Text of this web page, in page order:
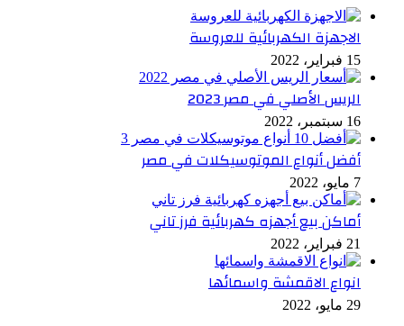
الاجهزة الكهربائية للعروسة
15 فبراير، 2022
الريس الأصلي في مصر 2023
16 سبتمبر، 2022
أفضل أنواع الموتوسيكلات في مصر
7 مايو، 2022
أماكن بيع أجهزه كهربائية فرز تاني
21 فبراير، 2022
انواع الاقمشة واسمائها
29 مايو، 2022